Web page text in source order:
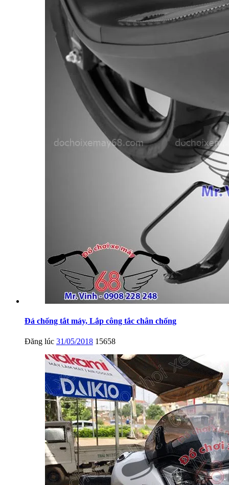
Đá chống tắt máy, Lắp công tắc chân chống
Đăng lúc 31/05/2018 15658